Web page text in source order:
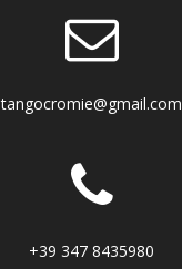
tangocromie@gmail.com
+39 347 8435980